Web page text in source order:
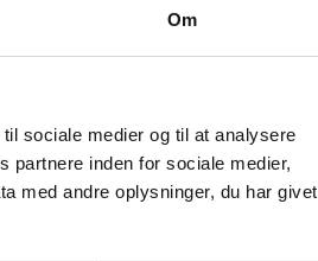
Om
sociale medier og til at analysere
partnere inden for sociale medier,
med andre oplysninger, du har givet
Kilde: Specialudtræk fra CVR.